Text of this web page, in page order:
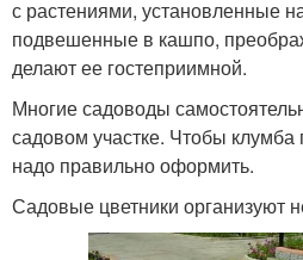
с растениями, установленные
подвешенные в кашпо,
делают ее гостеприимной.
Многие садоводы
садовом участке. Чтобы клумба
надо правильно оформить.
Садовые цветники организуют